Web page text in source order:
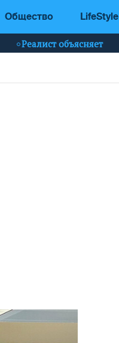
Общество LifeStyle
Реалист объясняет